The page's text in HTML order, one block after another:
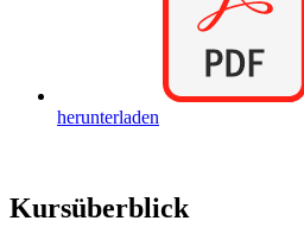
herunterladen
Kursüberblick